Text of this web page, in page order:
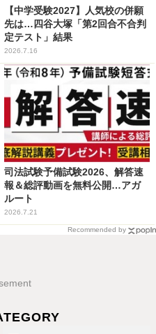
【中学受験2027】人気校の併願
先は…四谷大塚「第2回合不合判
定テスト」結果
2026.7.16
司法試験予備試験2026、解答速
報＆総評動画を無料公開…アガ
ルート
2026.7.21
Recommended by